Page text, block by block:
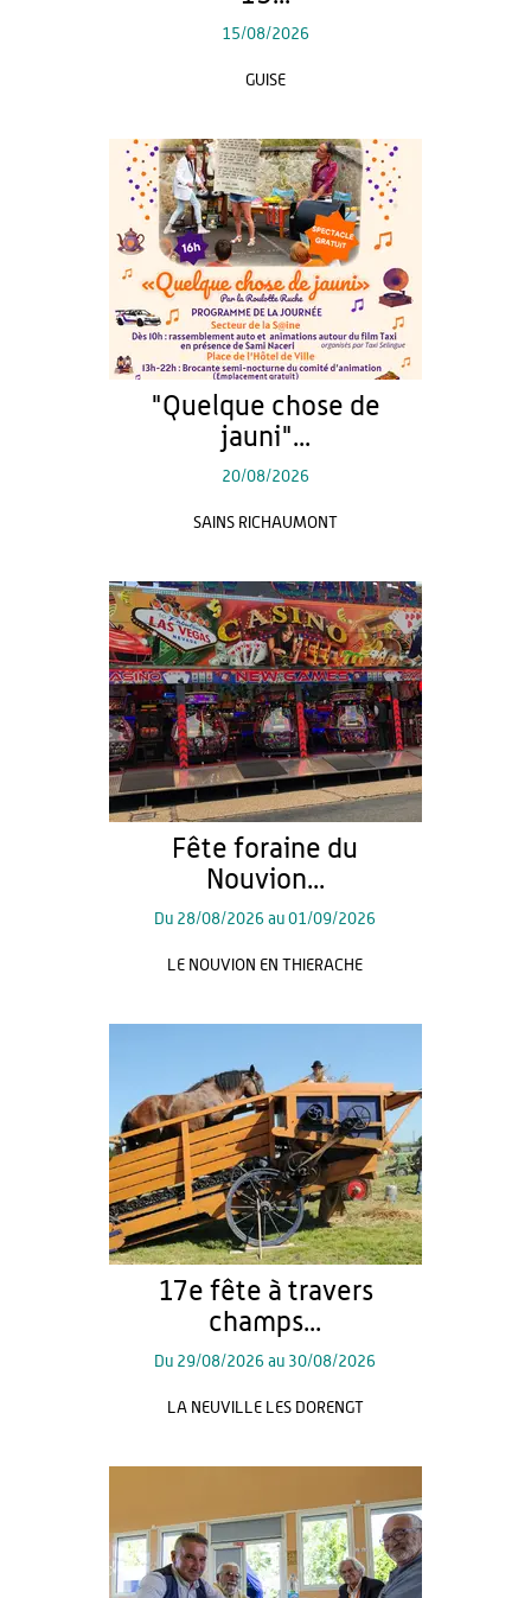
15/08/2026
GUISE
"Quelque chose de
jauni"...
20/08/2026
SAINS RICHAUMONT
Fête foraine du
Nouvion...
Du 28/08/2026 au01/09/2026
LE NOUVION EN THIERACHE
17e fête à travers
champs...
Du 29/08/2026 au 30/08/2026
LA NEUVILLE LES DORENGT